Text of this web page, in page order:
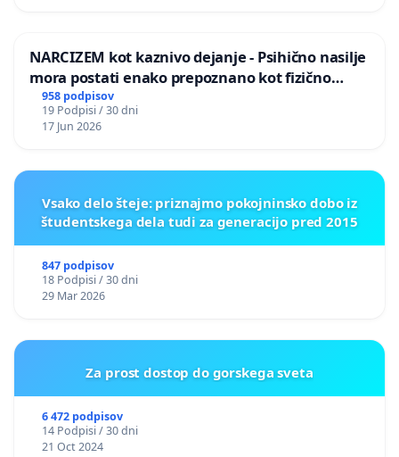
NARCIZEM kot kaznivo dejanje - Psihično nasilje
mora postati enako prepoznano kot fizično
nasilje
958 podpisov
19 Podpisi / 30 dni
17 Jun 2026
Vsako delo šteje: priznajmo pokojninsko dobo iz
študentskega dela tudi za generacijo pred 2015
847 podpisov
18 Podpisi / 30 dni
29 Mar 2026
Za prost dostop do gorskega sveta
6 472 podpisov
14 Podpisi / 30 dni
21 Oct 2024